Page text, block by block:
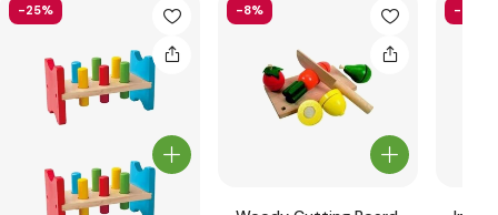
-25% -8% -23%